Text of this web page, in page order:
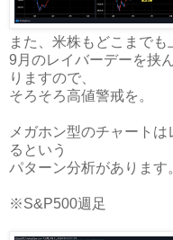
また、米株もどこまでも
9月のレイバーデーを挟
りますので、
そろそろ高値警戒を。
メガホン型のチャート
るという
パターン分析があります
※S&P500週足